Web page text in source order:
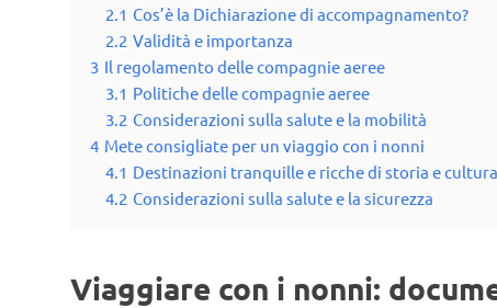
2.1 Cos’è la Dichiarazione di accompagnamento?
2.2 Validità e importanza
3 Il regolamento delle compagnie aeree
3.1 Politiche delle compagnie aeree
3.2 Considerazioni sulla salute e la mobilità
4 Mete consigliate per un viaggio con i nonni
4.1 Destinazioni tranquille e ricche di storia e cultura
4.2 Considerazioni sulla salute e la sicurezza
Viaggiare con i nonni: